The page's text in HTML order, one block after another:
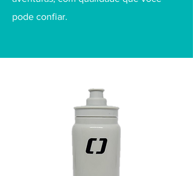
pode confiar.